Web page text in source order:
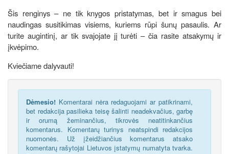
Šis renginys – ne tik knygos pristatymas, bet ir smagus bei
naudingas susitikimas visiems, kuriems rūpi šunų pasaulis. Ar
turite augintinį, ar tik svajojate jį turėti – čia rasite atsakymų ir
įkvėpimo.
Kviečiame dalyvauti!
Dėmesio! Komentarai nėra redaguojami ar patikrinami,
bet redakcija pasilieka teisę šalinti neadekvačius, garbę
ir orumą žeminančius, tikrovės neatitinkančius
komentarus. Komentarų turinys neatspindi redakcijos
nuomonės. Už įžeidžiančius komentarus atsako
komentarų rašytojai Lietuvos įstatymų numatyta tvarka.